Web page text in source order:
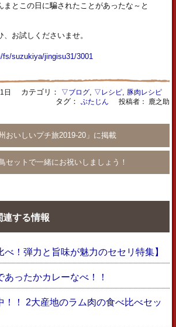
まとこの日に騙されたことがあったな～と
お試しくださいませ。
suzukiya/jingisu31/3001
日 カテゴリ： ▽ブログ, ▽レシピ, 豚肉レシピ
タグ： ぶたじん 投稿者： 鹿之助
おいしいプチ旅2019-20」に掲載
セットで一緒にお祝いしましょう！
連する情報
べ！弾力と旨味が魅力のセセリ特集】
ったかカレーなべ！！
！！ 2大産地のラム肉の食べ比べセッ